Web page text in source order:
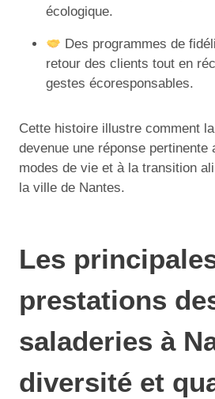
écologique.
Des programmes de
retour des clients tout en
gestes écoresponsables.
Cette histoire illustre comment
devenue une réponse pertinente
modes de vie et à la transition
la ville de Nantes.
Les
prestations
saladeries à
diversité et